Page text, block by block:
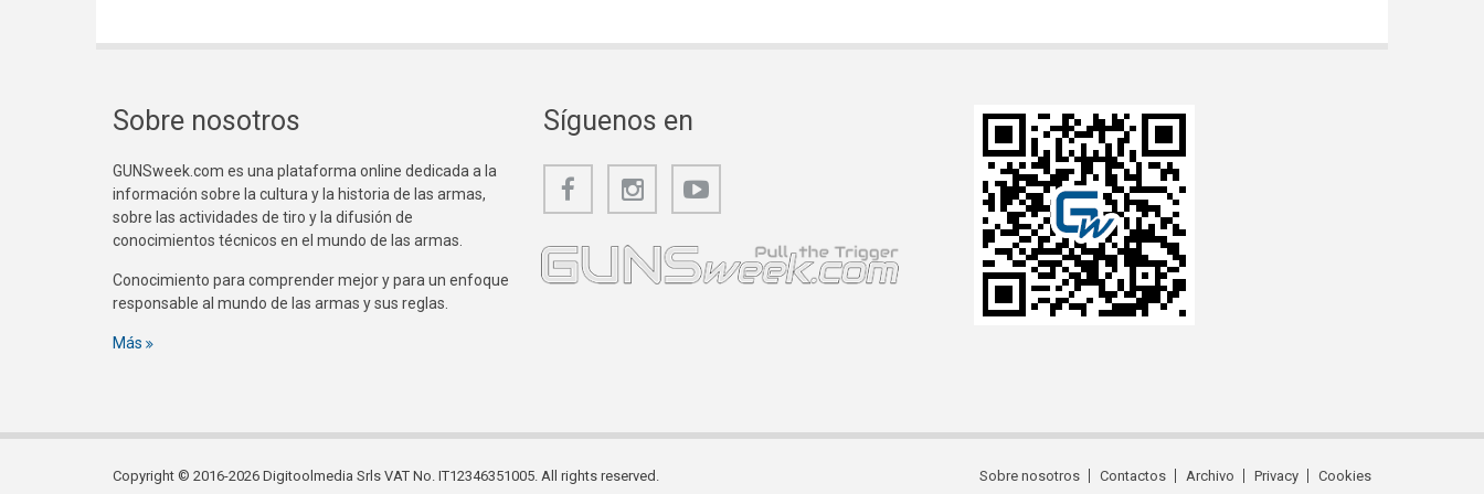
Sobre nosotros
GUNSweek.com es una plataforma online dedicada a la
información sobre la cultura y la historia de las armas,
sobre las actividades de tiro y la difusión de
conocimientos técnicos en el mundo de las armas.
Conocimiento para comprender mejor y para un enfoque
responsable al mundo de las armas y sus reglas.
Más
Síguenos en
Copyright © 2016-2026 Digitoolmedia Srls VAT No. IT12346351005. All rights reserved. Sobre nosotros Contactos Archivo Privacy Cookies